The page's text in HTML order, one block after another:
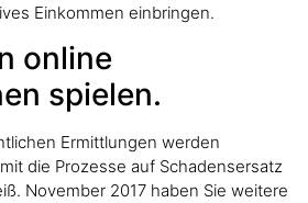
Einkommen einbringen.
online
spielen.
Ermittlungen werden
die Prozesse auf Schadensersatz
November 2017 haben Sie weitere